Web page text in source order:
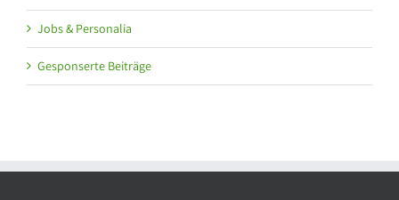
Jobs & Personalia
Gesponserte Beiträge